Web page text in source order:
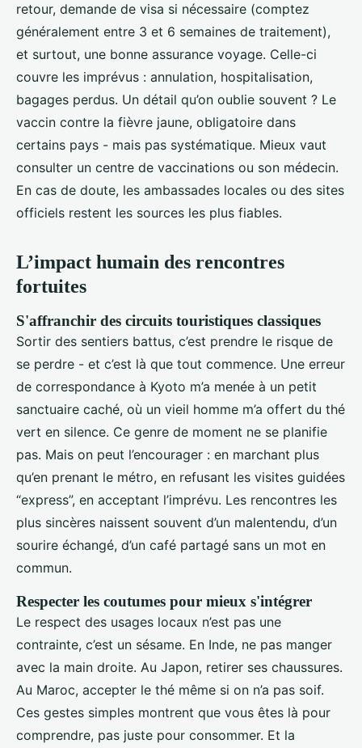
retour, demande de visa si nécessaire (comptez
généralement entre 3 et 6 semaines de traitement),
et surtout, une bonne assurance voyage. Celle-ci
couvre les imprévus : annulation, hospitalisation,
bagages perdus. Un détail qu’on oublie souvent ? Le
vaccin contre la fièvre jaune, obligatoire dans
certains pays - mais pas systématique. Mieux vaut
consulter un centre de vaccinations ou son médecin.
En cas de doute, les ambassades locales ou des sites
officiels restent les sources les plus fiables.
L’impact humain des rencontres
fortuites
S'affranchir des circuits touristiques classiques
Sortir des sentiers battus, c’est prendre le risque de
se perdre - et c’est là que tout commence. Une erreur
de correspondance à Kyoto m’a menée à un petit
sanctuaire caché, où un vieil homme m’a offert du thé
vert en silence. Ce genre de moment ne se planifie
pas. Mais on peut l’encourager : en marchant plus
qu’en prenant le métro, en refusant les visites guidées
“express”, en acceptant l’imprévu. Les rencontres les
plus sincères naissent souvent d’un malentendu, d’un
sourire échangé, d’un café partagé sans un mot en
commun.
Respecter les coutumes pour mieux s'intégrer
Le respect des usages locaux n’est pas une
contrainte, c’est un sésame. En Inde, ne pas manger
avec la main droite. Au Japon, retirer ses chaussures.
Au Maroc, accepter le thé même si on n’a pas soif.
Ces gestes simples montrent que vous êtes là pour
comprendre, pas juste pour consommer. Et la